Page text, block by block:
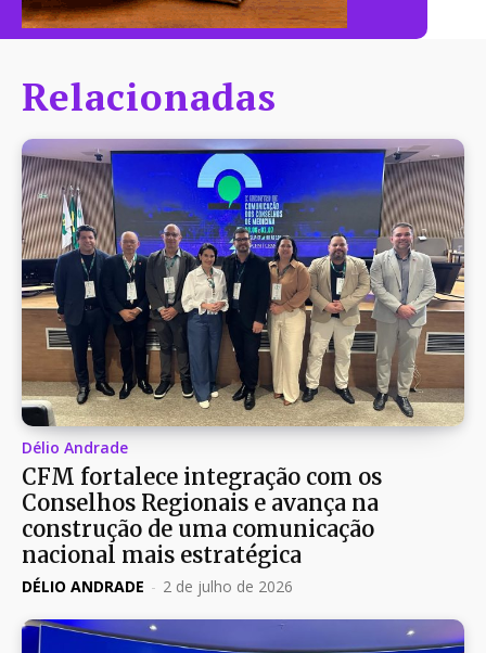
Relacionadas
Délio Andrade
CFM fortalece integração com os
Conselhos Regionais e avança na
construção de uma comunicação
nacional mais estratégica
DÉLIO ANDRADE - 2 de julho de 2026